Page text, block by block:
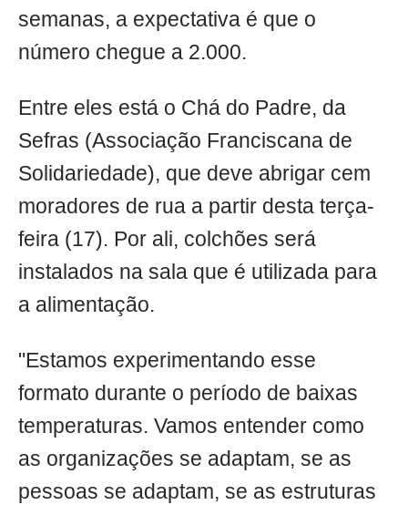
semanas, a expectativa é que o
número chegue a 2.000.
Entre eles está o Chá do Padre, da
Sefras (Associação Franciscana de
Solidariedade), que deve abrigar cem
moradores de rua a partir desta terça-
feira (17). Por ali, colchões será
instalados na sala que é utilizada para
a alimentação.
"Estamos experimentando esse
formato durante o período de baixas
temperaturas. Vamos entender como
as organizações se adaptam, se as
pessoas se adaptam, se as estruturas